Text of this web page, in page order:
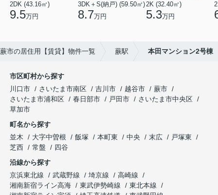
2DK (43.16㎡)
9.5万円
3DK＋S(納戸) (59.50㎡)
8.7万円
2K (32.40㎡)
5.3万円
蕨市の居住用【賃貸】物件一覧 蕨駅 本田マンション2号棟
市区町村から探す
川口市
さいたま市南区 吉川市 越谷市
蕨市
さいたま市浦和区
春日部市 戸田市
さいたま市中央区
草加市
町名から探す
並木
大字中曽根 飯塚 本町東 中央 末広
戸塚東
芝西
常盤
四谷
沿線から探す
京浜東北線
武蔵野線 埼京線
高崎線
湘南新宿ライン高海
東武伊勢崎線
東北本線